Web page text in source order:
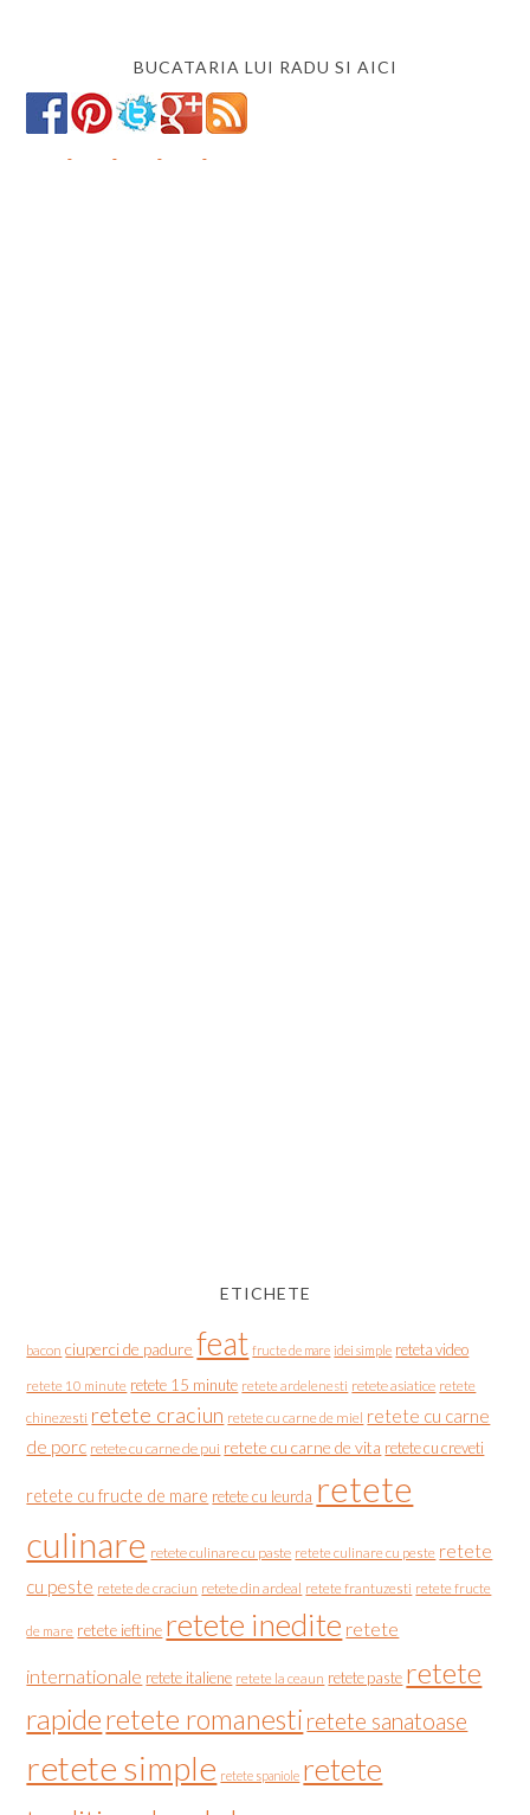
BUCATARIA LUI RADU SI AICI
ETICHETE
bacon ciuperci de padure feat fructe de mare idei simple reteta video
retete 10 minute retete 15 minute retete ardelenesti retete asiatice retete
chinezesti retete craciun retete cu carne de miel retete cu carne
de porc retete cu carne de pui retete cu carne de vita retete cu creveti
retete cu fructe de mare retete cu leurda retete
culinare retete culinare cu paste retete culinare cu peste retete
cu peste retete de craciun retete din ardeal retete frantuzesti retete fructe
de mare retete ieftine retete inedite retete
internationale retete italiene retete la ceaun retete paste retete
rapideretete romanesti retete sanatoase
retete simple retete spaniole retete